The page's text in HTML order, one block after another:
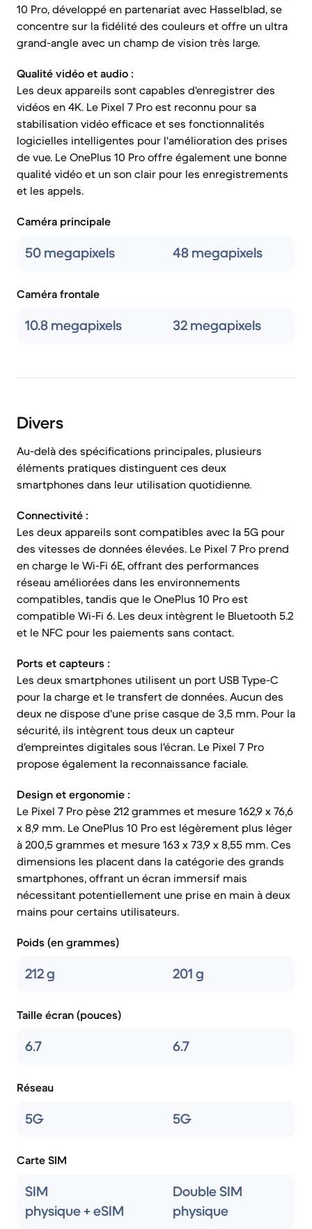
10 Pro, développé en partenariat avec Hasselblad, se
concentre sur la fidélité des couleurs et offre un ultra
grand-angle avec un champ de vision très large.
Qualité vidéo et audio :
Les deux appareils sont capables d'enregistrer des
vidéos en 4K. Le Pixel 7 Pro est reconnu pour sa
stabilisation vidéo efficace et ses fonctionnalités
logicielles intelligentes pour l'amélioration des prises
de vue. Le OnePlus 10 Pro offre également une bonne
qualité vidéo et un son clair pour les enregistrements
et les appels.
Caméra principale
50 megapixels 48 megapixels
Caméra frontale
10.8 megapixels 32 megapixels
Divers
Au-delà des spécifications principales, plusieurs
éléments pratiques distinguent ces deux
smartphones dans leur utilisation quotidienne.
Connectivité :
Les deux appareils sont compatibles avec la 5G pour
des vitesses de données élevées. Le Pixel 7 Pro prend
en charge le Wi-Fi 6E, offrant des performances
réseau améliorées dans les environnements
compatibles, tandis que le OnePlus 10 Pro est
compatible Wi-Fi 6. Les deux intègrent le Bluetooth 5.2
et le NFC pour les paiements sans contact.
Ports et capteurs :
Les deux smartphones utilisent un port USB Type-C
pour la charge et le transfert de données. Aucun des
deux ne dispose d'une prise casque de 3,5 mm. Pour la
sécurité, ils intègrent tous deux un capteur
d'empreintes digitales sous l'écran. Le Pixel 7 Pro
propose également la reconnaissance faciale.
Design et ergonomie :
Le Pixel 7 Pro pèse 212 grammes et mesure 162,9 x 76,6
x 8,9 mm. Le OnePlus 10 Pro est légèrement plus léger
à 200,5 grammes et mesure 163 x 73,9 x 8,55 mm. Ces
dimensions les placent dans la catégorie des grands
smartphones, offrant un écran immersif mais
nécessitant potentiellement une prise en main à deux
mains pour certains utilisateurs.
Poids (en grammes)
212 g 201 g
Taille écran (pouces)
6.7 6.7
Réseau
5G 5G
Carte SIM
SIM
physique + eSIM
Double SIM
physique